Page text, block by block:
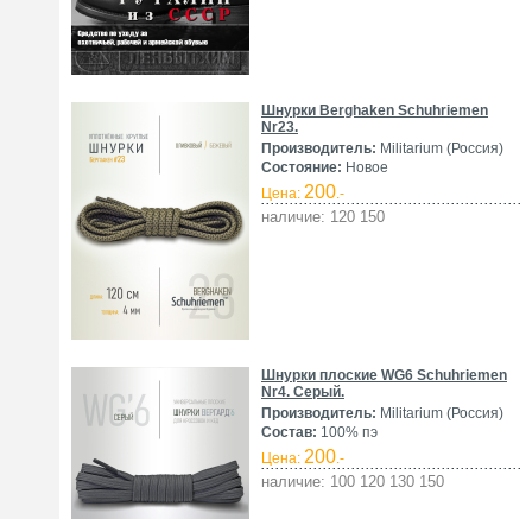
Шнурки Berghaken Schuhriemen
Nr23.
Производитель: Militarium (Россия)
Состояние: Новое
Цена: 200.-
наличие: 120 150
Шнурки плоские WG6 Schuhriemen
Nr4. Серый.
Производитель: Militarium (Россия)
Состав: 100% пэ
Цена: 200.-
наличие: 100 120 130 150